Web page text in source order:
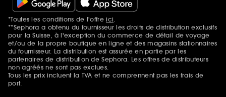
Mentions additionnelles
*Toutes les conditions de l'offreici.
**Sephora a obtenu du fournisseur les droits de distribution exclusifs
pour la Suisse, à l'exception du commerce de détail de voyage
et/ou de la propre boutique en ligne et des magasins stationnaires
du fournisseur. La distribution est assurée en partie par les
partenaires de distribution de Sephora. Les offres de distributeurs
non agréés ne sont pas exclues.
Tous les prix incluent la TVA et ne comprennent pas les frais de
port.